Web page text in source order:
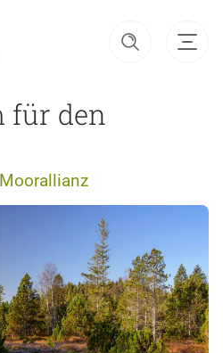
für den